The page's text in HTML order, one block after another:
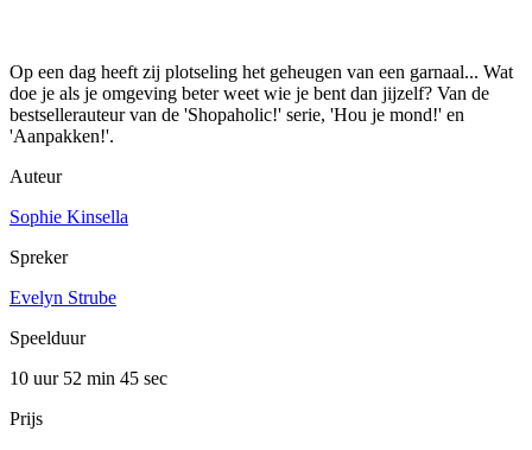
Op een dag heeft zij plotseling het geheugen van een garnaal... Wat
doe je als je omgeving beter weet wie je bent dan jijzelf? Van de
bestsellerauteur van de 'Shopaholic!' serie, 'Hou je mond!' en
'Aanpakken!'.
Auteur
Sophie Kinsella
Spreker
Evelyn Strube
Speelduur
10 uur 52 min 45 sec
Prijs